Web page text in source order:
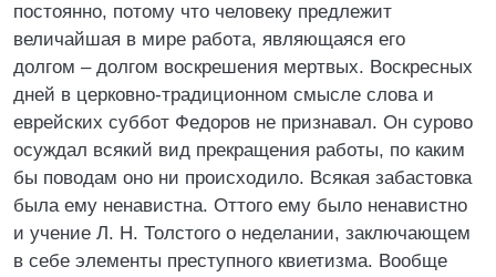
постоянно, потому что человеку предлежит
величайшая в мире работа, являющаяся его
долгом – долгом воскрешения мертвых. Воскресных
дней в церковно-традиционном смысле слова и
еврейских суббот Федоров не признавал. Он сурово
осуждал всякий вид прекращения работы, по каким
бы поводам оно ни происходило. Всякая забастовка
была ему ненавистна. Оттого ему было ненавистно
и учение Л. Н. Толстого о неделании, заключающем
в себе элементы преступного квиетизма. Вообще